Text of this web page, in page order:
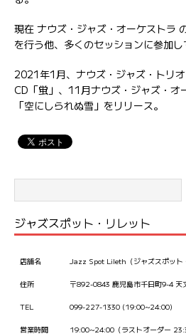
現在 ナウズ・ジャズ・オーケストラ
を行う他、多くのセッションに参加し
2021年1月、ナウズ・ジャズ・トリ
CD「蛍」、11月ナウズ・ジャズ・オ
「空にしられぬ雪」をリリース。
ジャズスポット・リレット
店舗名 Jazz Spot Lileth（ジャズスポット
住所 〒892-0843 鹿児島市千日町9-4 天
TEL 099-227-1330 (19:00~24:00)
営業時間 19:00~24:00（ラストオーダー